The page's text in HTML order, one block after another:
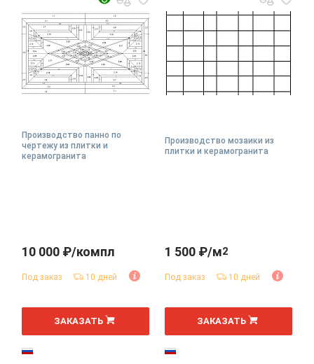
Производство панно по
чертежу из плитки и
керамогранита
10 000 ₽/компл
Под заказ 10 дней
ЗАКАЗАТЬ
Производство мозаики из
плитки и керамогранита
1 500 ₽/м2
Под заказ 10 дней
ЗАКАЗАТЬ